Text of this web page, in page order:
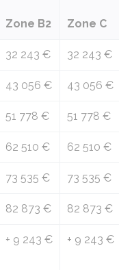
Zone B2 Zone C
32 243 € 32 243 €
43 056 € 43 056 €
51 778 € 51 778 €
62 510 € 62 510 €
73 535 € 73 535 €
82 873 € 82 873 €
+ 9 243 € + 9 243 €